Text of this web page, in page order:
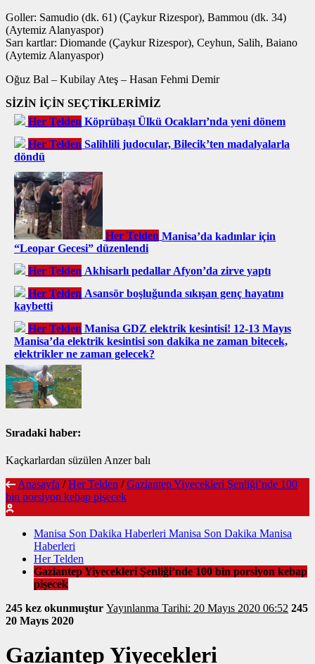
Goller: Samudio (dk. 61) (Çaykur Rizespor), Bammou (dk. 34)
(Aytemiz Alanyaspor)
Sarı kartlar: Diomande (Çaykur Rizespor), Ceyhun, Salih, Baiano
(Aytemiz Alanyaspor)
Oğuz Bal – Kubilay Ateş – Hasan Fehmi Demir
SİZİN İÇİN SEÇTİKLERİMİZ
Her Telden Köprübaşı Ülkü Ocakları’nda yeni dönem
Her Telden Salihlili judocular, Bilecik’ten madalyalarla
döndü
Her Telden Manisa’da kadınlar için
“Leopar Gecesi” düzenlendi
Her Telden Akhisarlı pedallar Afyon’da zirve yaptı
Her Telden Asansör boşluğunda sıkışan genç hayatını
kaybetti
Her Telden Manisa GDZ elektrik kesintisi! 12-13 Mayıs
Manisa’da elektrik kesintisi son dakika ne zaman bitecek,
elektrikler ne zaman gelecek?
Sıradaki haber:
Kaçkarlardan süzülen Anzer balı
Anasayfa / Her Telden / Gaziantep Yiyecekleri Şenliği’nde 100
bin porsiyon kebap pişecek
Manisa Son Dakika Haberleri Manisa Son Dakika Manisa
Haberleri
Her Telden
Gaziantep Yiyecekleri Şenliği’nde 100 bin porsiyon kebap
pişecek
245 kez okunmuştur Yayınlanma Tarihi: 20 Mayıs 2020 06:52 245
20 Mayıs 2020
Gaziantep Yiyecekleri